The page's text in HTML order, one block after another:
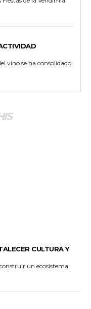
CULTURA Y